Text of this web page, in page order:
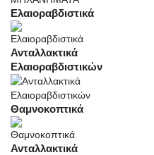
Ελαιοραβδιστικά
Ανταλλακτικά
Ελαιοραβδιστικών
Θαμνοκοπτικά
Ανταλλακτικά